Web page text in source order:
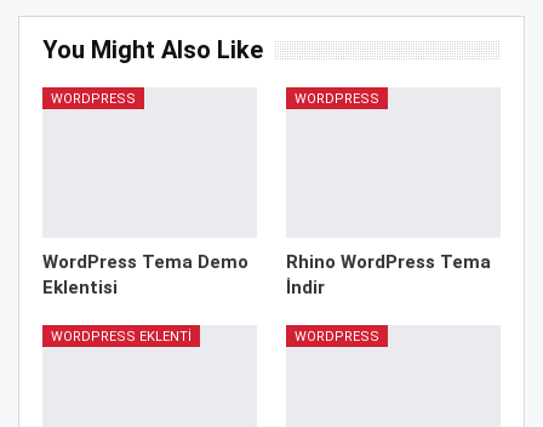
You Might Also Like
WORDPRESS
WordPress Tema Demo
Eklentisi
WORDPRESS
Rhino WordPress Tema
İndir
WORDPRESS EKLENTI WORDPRESS